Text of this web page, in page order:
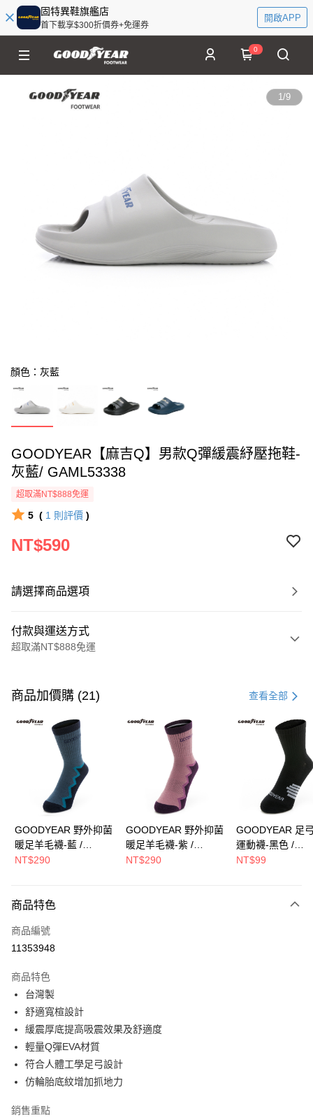
固特異鞋旗艦店
首下載享$300折價券+免運券
開啟APP
0
1/9
顏色：灰藍
GOODYEAR【麻吉Q】男款Q彈緩震紓壓拖鞋-
灰藍/ GAML53338
超取滿NT$888免運
5 ( 1 則評價 )
NT$590
請選擇商品選項
付款與運送方式
超取滿NT$888免運
信用卡一次付款
LINE Pay
Google Pay
ATM付款
付款後全家取貨
每筆NT$90，滿NT$888(含以上)免運費
付款後7-11取貨(追蹤碼前面加上868再查詢)
每筆NT$90，滿NT$1,500(含以上)免運費
宅配-運費
每筆NT$90，滿NT$1,500(含以上)免運費
商品加價購 (21) 查看全部
GOODYEAR 野外抑菌
暖足羊毛襪-藍 /
GACS43036
NT$290
GOODYEAR 野外抑菌
暖足羊毛襪-紫 /
GACS43037
NT$290
GOODYEAR 足
運動襪-黑色 /
GACS43010
NT$99
商品特色
商品編號
11353948
商品特色
台灣製
舒適寬楦設計
緩震厚底提高吸震效果及舒適度
輕量Q彈EVA材質
符合人體工學足弓設計
仿輪胎底紋增加抓地力
銷售重點